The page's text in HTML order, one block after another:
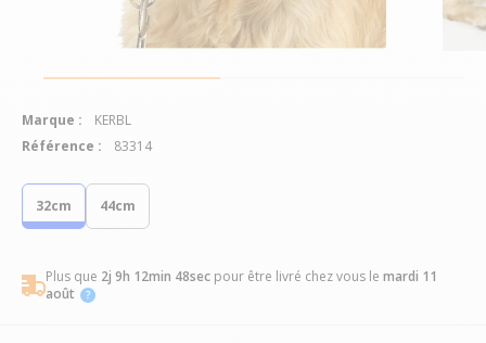
32cm 44cm
Plus que 2j 9h 12min 47sec pour être livré chez vous le mardi 11
août
Marque :
KERBL
Référence :
83314